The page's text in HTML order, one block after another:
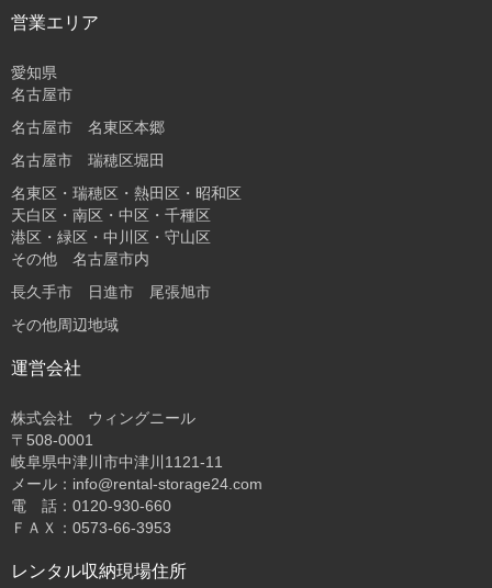
営業エリア
愛知県
名古屋市
名古屋市 名東区本郷
名古屋市 瑞穂区堀田
名東区・瑞穂区・熱田区・昭和区
天白区・南区・中区・千種区
港区・緑区・中川区・守山区
その他 名古屋市内
長久手市 日進市 尾張旭市
その他周辺地域
運営会社
株式会社 ウィングニール
〒508-0001
岐阜県中津川市中津川1121-11
メール：info@rental-storage24.com
電 話：0120-930-660
ＦＡＸ：0573-66-3953
レンタル収納現場住所